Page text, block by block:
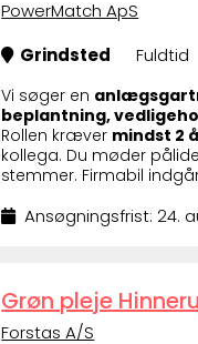
PowerMatch ApS
Grindsted
Fuldtid
Vi søger en
beplantning,
Rollen kræver mindst 2
kollega. Du møder
stemmer. Firmabil
Ansøgningsfrist: 24.
Grøn pleje
Forstas A/S